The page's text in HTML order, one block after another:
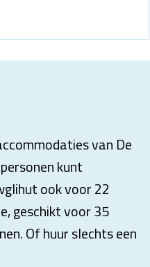
van De
kunt
ook voor 22
geschikt voor 35
Of huur slechts een